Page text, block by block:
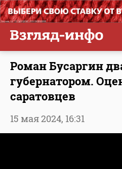
Роман Бусаргин
губернатором.
саратовцев
15 мая 2024, 16:31